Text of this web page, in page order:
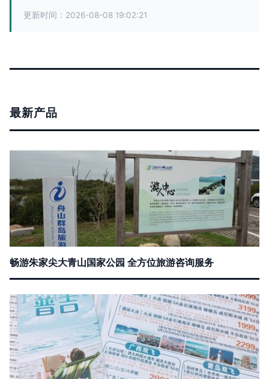
更新时间：2026-08-08 19:02:21
最新产品
畅游朱家尖大青山国家公园 全方位旅游咨询服务